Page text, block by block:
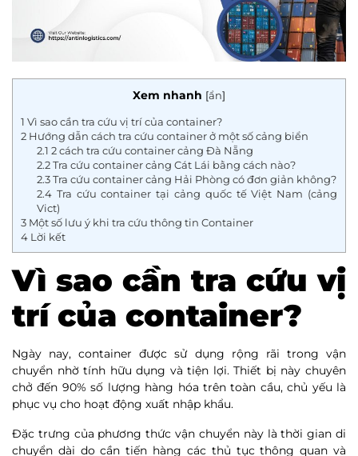
Xem nhanh [ẩn]
1 Vì sao cần tra cứu vị trí của container?
2 Hướng dẫn cách tra cứu container ở một số cảng biển
2.1 2 cách tra cứu container cảng Đà Nẵng
2.2Tra cứu container cảng Cát Lái bằng cách nào?
2.3Tra cứu container cảng Hải Phòng có đơn giản không?
2.4Tra cứu container tại cảng quốc tế Việt Nam (cảng
Vict)
3 Một số lưu ý khi tra cứu thông tin Container
4 Lời kết
Vì sao cần tra cứu vị
trí của container?
Ngày nay, container được sử dụng rộng rãi trong vận
chuyển nhờ tính hữu dụng và tiện lợi. Thiết bị này chuyên
chở đến 90% số lượng hàng hóa trên toàn cầu, chủ yếu là
phục vụ cho hoạt động xuất nhập khẩu.
Đặc trưng của phương thức vận chuyển này là thời gian di
chuyển dài do cần tiến hàng các thủ tục thông quan và